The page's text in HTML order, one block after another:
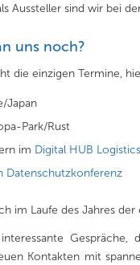
Aussteller sind wir bei
uns noch?
die einzigen Termine,
Japan
Park/Rust
im Digital HUB
Datenschutzkonferenz
im Laufe des Jahres
Gespräche,
Kontakten mit